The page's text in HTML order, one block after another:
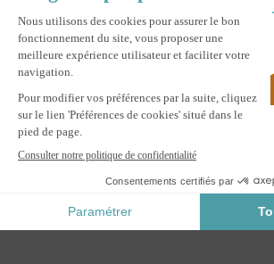
M'ALERTER
Informez-moi du retour en stock de ce
Paiement